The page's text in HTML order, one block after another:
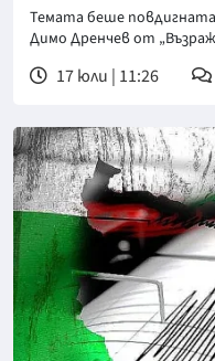
Темата беше
Димо Дренчев от
17 юли | 11:26